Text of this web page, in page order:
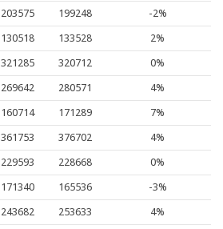
203575 199248 -2%
130518 133528 2%
321285 320712 0%
269642 280571 4%
160714 171289 7%
361753 376702 4%
229593 228668 0%
171340 165536 -3%
243682 253633 4%